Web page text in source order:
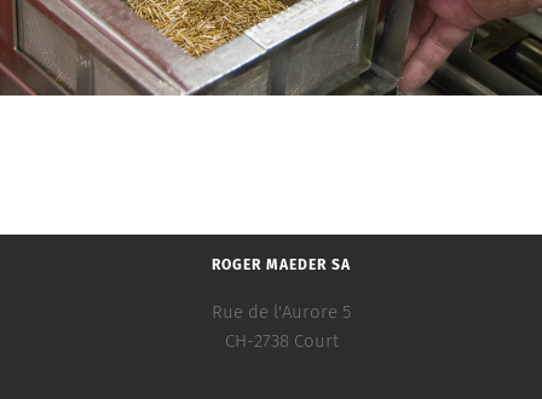
ROGER MAEDER SA
Rue de l'Aurore 5
CH-2738 Court